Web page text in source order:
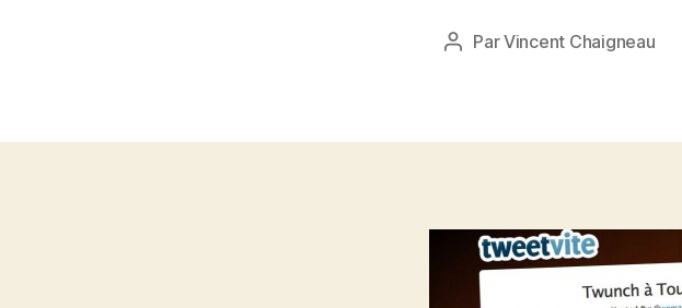
Auteur
ParVincent Chaigneau